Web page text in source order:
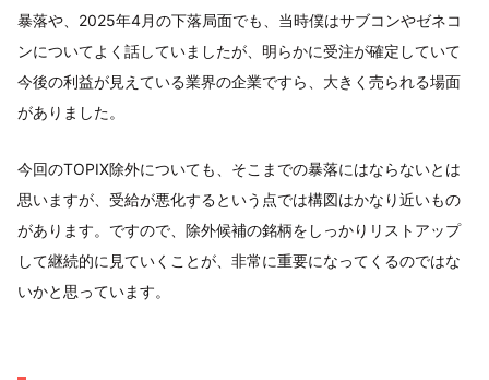
暴落や、2025年4月の下落局面でも、当時僕はサブコンやゼネコ
ンについてよく話していましたが、明らかに受注が確定していて
今後の利益が見えている業界の企業ですら、大きく売られる場面
がありました。
今回のTOPIX除外についても、そこまでの暴落にはならないとは
思いますが、受給が悪化するという点では構図はかなり近いもの
があります。ですので、除外候補の銘柄をしっかりリストアップ
して継続的に見ていくことが、非常に重要になってくるのではな
いかと思っています。